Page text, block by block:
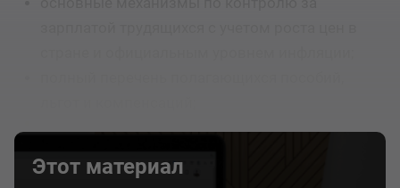
Этот материал